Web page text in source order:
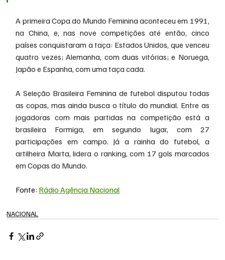
A primeira Copa do Mundo Feminina aconteceu em 1991,
na China, e, nas nove competições até então, cinco
países conquistaram a taça: Estados Unidos, que venceu
quatro vezes; Alemanha, com duas vitórias; e Noruega,
Japão e Espanha, com uma taça cada.
A Seleção Brasileira Feminina de futebol disputou todas
as copas, mas ainda busca o título do mundial. Entre as
jogadoras com mais partidas na competição está a
brasileira Formiga, em segundo lugar, com 27
participações em campo. Já a rainha do futebol, a
artilheira Marta, lidera o ranking, com 17 gols marcados
em Copas do Mundo.
Fonte: Rádio Agência Nacional
NACIONAL